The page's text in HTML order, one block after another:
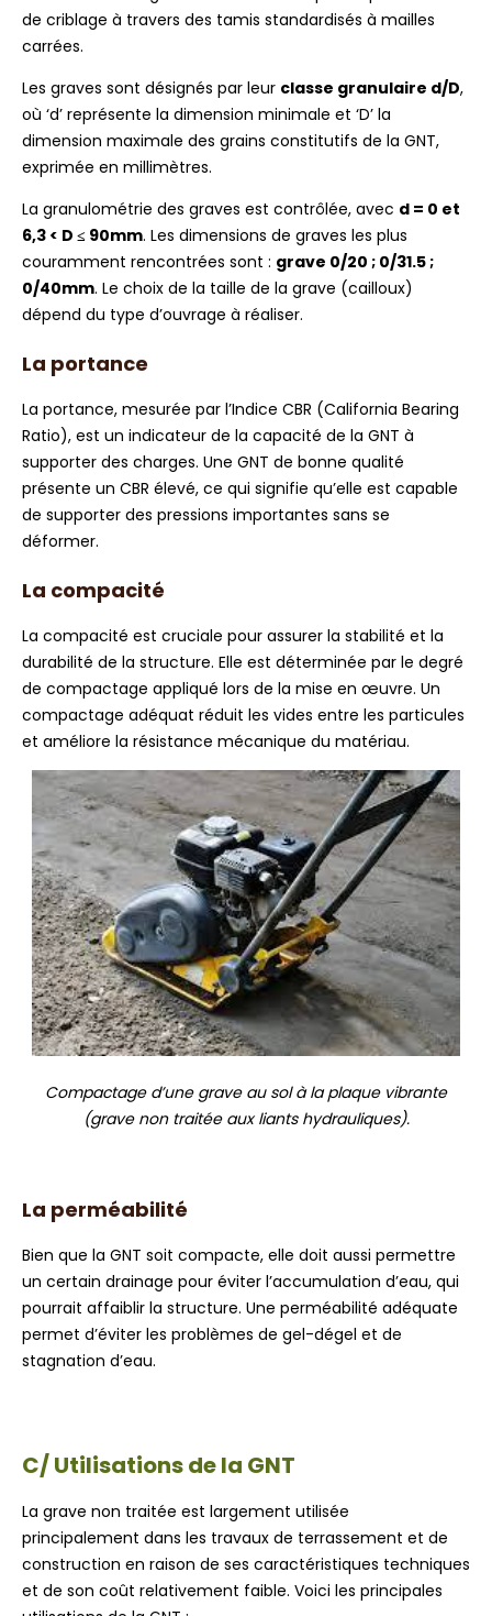
de criblage à travers des tamis standardisés à mailles
carrées.
Les graves sont désignés par leur classe granulaire d/D,
où ‘d’ représente la dimension minimale et ‘D’ la
dimension maximale des grains constitutifs de la GNT,
exprimée en millimètres.
La granulométrie des graves est contrôlée, avec d = 0 et
6,3 < D ≤ 90mm. Les dimensions de graves les plus
couramment rencontrées sont : grave 0/20 ; 0/31.5 ;
0/40mm. Le choix de la taille de la grave (cailloux)
dépend du type d’ouvrage à réaliser.
La portance
La portance, mesurée par l’Indice CBR (California Bearing
Ratio), est un indicateur de la capacité de la GNT à
supporter des charges. Une GNT de bonne qualité
présente un CBR élevé, ce qui signifie qu’elle est capable
de supporter des pressions importantes sans se
déformer.
La compacité
La compacité est cruciale pour assurer la stabilité et la
durabilité de la structure. Elle est déterminée par le degré
de compactage appliqué lors de la mise en œuvre. Un
compactage adéquat réduit les vides entre les particules
et améliore la résistance mécanique du matériau.
Compactage d’une grave au sol à la plaque vibrante
(grave non traitée aux liants hydrauliques).
La perméabilité
Bien que la GNT soit compacte, elle doit aussi permettre
un certain drainage pour éviter l’accumulation d’eau, qui
pourrait affaiblir la structure. Une perméabilité adéquate
permet d’éviter les problèmes de gel-dégel et de
stagnation d’eau.
C/ Utilisations de la GNT
La grave non traitée est largement utilisée
principalement dans les travaux de terrassement et de
construction en raison de ses caractéristiques techniques
et de son coût relativement faible. Voici les principales